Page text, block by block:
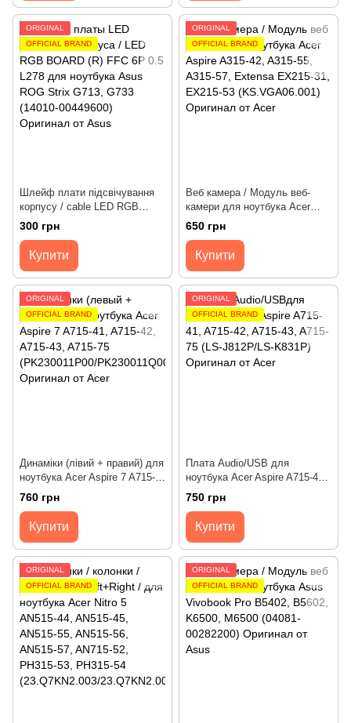
від Asus
ORIGINAL
OFFICIAL BRAND
Шлейф плати підсвічування
корпусу / cable LED RGB
board для ноутбука Asus ROG
Strix G713, G733 [6pin,
278mm] (Правий) Оригінал
300 грн
Купити
ORIGINAL
OFFICIAL BRAND
Веб камера / Модуль веб-
камери для ноутбука Acer
Aspire A315-42, A315-55, A315-
57, Extensa EX215-31, EX215-
53 (KS.VGA06.001) Оригінал
від Acer
650 грн
Купити
ORIGINAL
OFFICIAL BRAND
Динаміки (лівий + правий) для
ноутбука Acer Aspire 7 A715-
41, A715-42, A715-43, A715-75
(PK230011P00/PK230011Q00)
Оригінал від Acer
760 грн
Купити
ORIGINAL
OFFICIAL BRAND
Плата Audio/USB для
ноутбука Acer Aspire A715-41,
A715-42, A715-43, A715-75 (LS-
J812P/LS-K831P) Оригінал від
Acer
750 грн
Купити
ORIGINAL
OFFICIAL BRAND
ORIGINAL
OFFICIAL BRAND